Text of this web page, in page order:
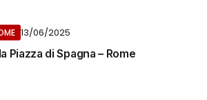
13/06/2025
Piazza di Spagna – Rome